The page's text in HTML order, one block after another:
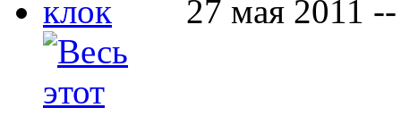
27 мая 2011